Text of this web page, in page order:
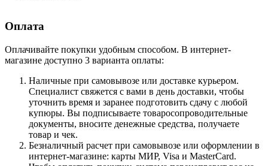
Оплата
Оплачивайте покупки удобным способом. В интернет-
магазине доступно 3 варианта оплаты:
Наличные при самовывозе или доставке курьером.
Специалист свяжется с вами в день доставки, чтобы
уточнить время и заранее подготовить сдачу с любой
купюры. Вы подписываете товаросопроводительные
документы, вносите денежные средства, получаете
товар и чек.
Безналичный расчет при самовывозе или оформлении в
интернет-магазине: карты МИР, Visa и MasterCard.